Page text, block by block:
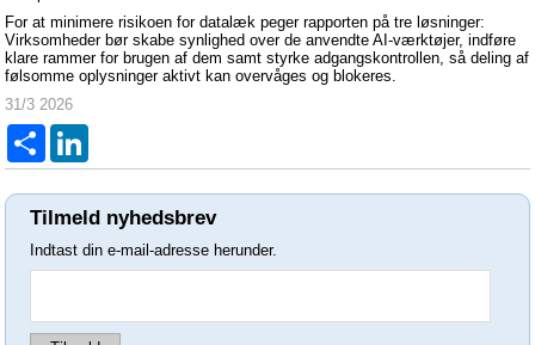
For at minimere risikoen for datalæk peger rapporten på tre løsninger:
Virksomheder bør skabe synlighed over de anvendte AI-værktøjer, indføre
klare rammer for brugen af dem samt styrke adgangskontrollen, så deling af
følsomme oplysninger aktivt kan overvåges og blokeres.
31/3 2026
Del
Tilmeld nyhedsbrev
Indtast din e-mail-adresse herunder.